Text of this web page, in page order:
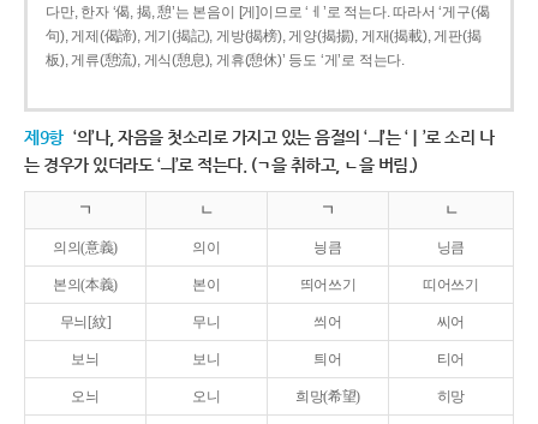
다만, 한자 ‘偈, 揭, 憩’는 본음이 [게]이므로 ‘ㅔ’로 적는다. 따라서 ‘게구(偈
句), 게제(偈諦), 게기(揭記), 게방(揭榜), 게양(揭揚), 게재(揭載), 게판(揭
板), 게류(憩流), 게식(憩息), 게휴(憩休)’ 등도 ‘게’로 적는다.
제9항 ‘의’나, 자음을 첫소리로 가지고 있는 음절의 ‘ㅢ’는 ‘ㅣ’로 소리 나
는 경우가 있더라도 ‘ㅢ’로 적는다. (ㄱ을 취하고, ㄴ을 버림.)
ㄱ ㄴ ㄱ ㄴ
의의(意義) 의이 닁큼 닝큼
본의(本義) 본이 띄어쓰기 띠어쓰기
무늬[紋] 무니 씌어 씨어
보늬 보니 틔어 티어
오늬 오니 희망(希望) 히망